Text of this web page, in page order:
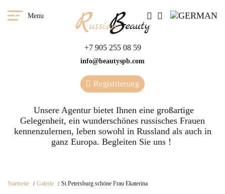
Menu
+7 905 255 08 59
info@beautyspb.com
Registrierung
Unsere Agentur bietet Ihnen eine großartige
Gelegenheit, ein wunderschönes russisches Frauen
kennenzulernen, leben sowohl in Russland als auch in
ganz Europa. Begleiten Sie uns !
Startseite Galerie St.Petersburg schöne Frau Ekaterina